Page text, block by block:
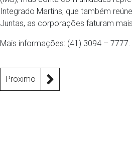
Integrado Martins, que também
Juntas, as corporações faturam
Mais informações: (41) 3094 – 7777.
Proximo